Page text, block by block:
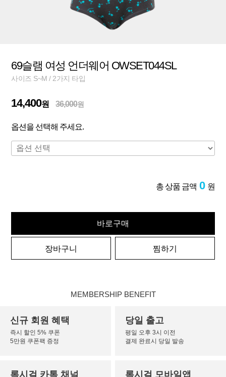
69슬램 여성 언더웨어 OWSET044SL
사이즈 S~M / 2가지 타입
14,400원 36,000원
옵션을 선택해 주세요.
총 상품 금액 0 원
바로구매
장바구니 찜하기
MEMBERSHIP BENEFIT
신규 회원 혜택
즉시 할인 5% 쿠폰
5만원 쿠폰팩 증정
당일 출고
평일 오후 3시 이전
결제 완료시 당일 발송
록시걸 카톡 채널 록시걸 모바일앱